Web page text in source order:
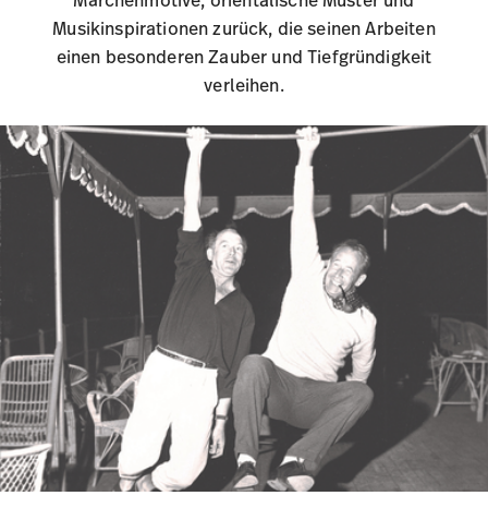
Zusammenarbeit zwischen
Philipp Rosenthal und Bjørn
Wiinblad
Die Begegnung mit Philip Rosenthal, der in Wiinblad